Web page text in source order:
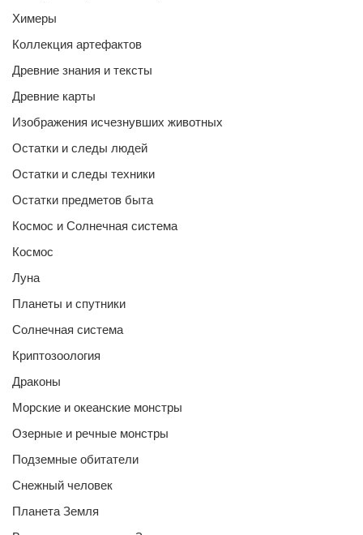
Химеры
Коллекция артефактов
Древние знания и тексты
Древние карты
Изображения исчезнувших животных
Остатки и следы людей
Остатки и следы техники
Остатки предметов быта
Космос и Солнечная система
Космос
Луна
Планеты и спутники
Солнечная система
Криптозоология
Драконы
Морские и океанские монстры
Озерные и речные монстры
Подземные обитатели
Снежный человек
Планета Земля